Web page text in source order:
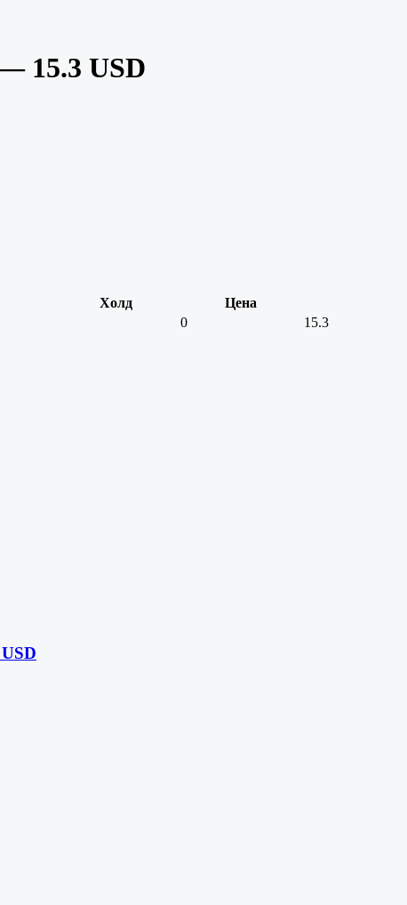
15.3 USD
Холд Цена
0 15.3